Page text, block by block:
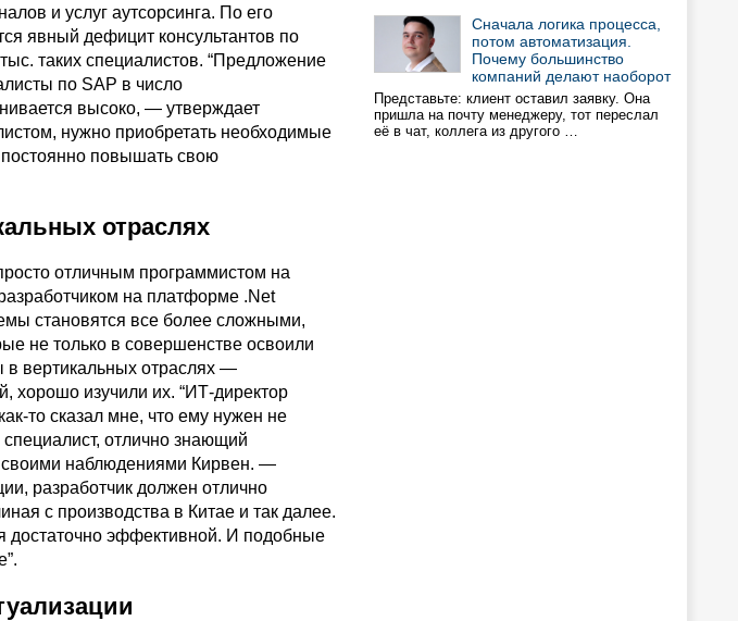
и услуг аутсорсинга. По его
явный дефицит консультантов по
таких специалистов. “Предложение
по SAP в число
высоко, — утверждает
нужно приобретать необходимые
постоянно повышать свою
отраслях
отличным программистом на
на платформе .Net
становятся все более сложными,
не только в совершенстве освоили
в вертикальных отраслях —
хорошо изучили их. “ИТ-директор
то сказал мне, что ему нужен не
отлично знающий
своими наблюдениями Кирвен. —
разработчик должен отлично
с производства в Китае и так далее.
достаточно эффективной. И подобные
Сначала логика процесса,
потом автоматизация.
Почему большинство
компаний делают наоборот
Представьте: клиент оставил заявку. Она
пришла на почту менеджеру, тот переслал
её в чат, коллега из другого …